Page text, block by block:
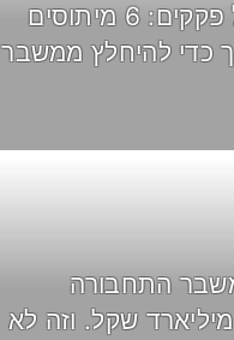
בואו נדבר על פקקים: 6 מיתוסים
כדי להיחלץ ממשבר
התחבורה
דרושים 850 מיליארד שקל. וזה לא